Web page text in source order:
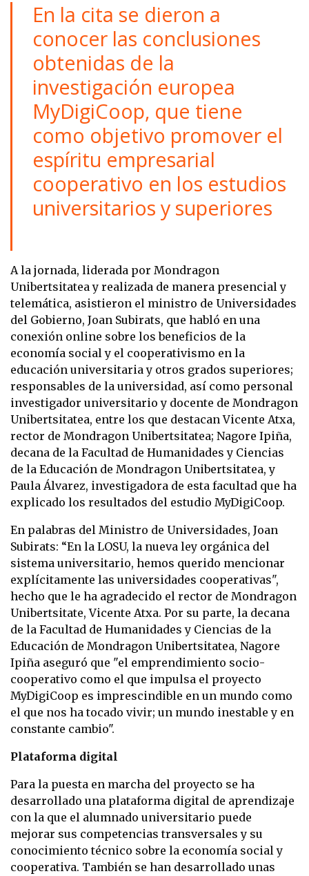
En la cita se dieron a
conocer las conclusiones
obtenidas de la
investigación europea
MyDigiCoop, que tiene
como objetivo promover el
espíritu empresarial
cooperativo en los estudios
universitarios y superiores
A la jornada, liderada por Mondragon
Unibertsitatea y realizada de manera presencial y
telemática, asistieron el ministro de Universidades
del Gobierno, Joan Subirats, que habló en una
conexión online sobre los beneficios de la
economía social y el cooperativismo en la
educación universitaria y otros grados superiores;
responsables de la universidad, así como personal
investigador universitario y docente de Mondragon
Unibertsitatea, entre los que destacan Vicente Atxa,
rector de Mondragon Unibertsitatea; Nagore Ipiña,
decana de la Facultad de Humanidades y Ciencias
de la Educación de Mondragon Unibertsitatea, y
Paula Álvarez, investigadora de esta facultad que ha
explicado los resultados del estudio MyDigiCoop.
En palabras del Ministro de Universidades, Joan
Subirats: “En la LOSU, la nueva ley orgánica del
sistema universitario, hemos querido mencionar
explícitamente las universidades cooperativas",
hecho que le ha agradecido el rector de Mondragon
Unibertsitate, Vicente Atxa. Por su parte, la decana
de la Facultad de Humanidades y Ciencias de la
Educación de Mondragon Unibertsitatea, Nagore
Ipiña aseguró que "el emprendimiento socio-
cooperativo como el que impulsa el proyecto
MyDigiCoop es imprescindible en un mundo como
el que nos ha tocado vivir; un mundo inestable y en
constante cambio".
Plataforma digital
Para la puesta en marcha del proyecto se ha
desarrollado una plataforma digital de aprendizaje
con la que el alumnado universitario puede
mejorar sus competencias transversales y su
conocimiento técnico sobre la economía social y
cooperativa. También se han desarrollado unas